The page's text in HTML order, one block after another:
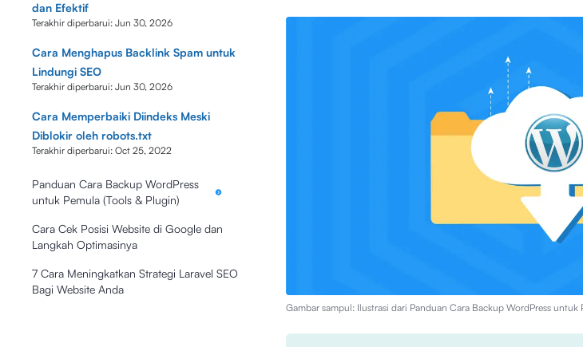
dan Efektif
Terakhir diperbarui: Jun 30, 2026
Cara Menghapus Backlink Spam untuk
Lindungi SEO
Terakhir diperbarui: Jun 30, 2026
Cara Memperbaiki Diindeks Meski
Diblokir oleh robots.txt
Terakhir diperbarui: Oct 25, 2022
Panduan Cara Backup WordPress
untuk Pemula (Tools & Plugin)
Cara Cek Posisi Website di Google dan
Langkah Optimasinya
7 Cara Meningkatkan Strategi Laravel SEO
Bagi Website Anda
Gambar sampul: Ilustrasi dari Panduan Cara Backup WordPress untuk